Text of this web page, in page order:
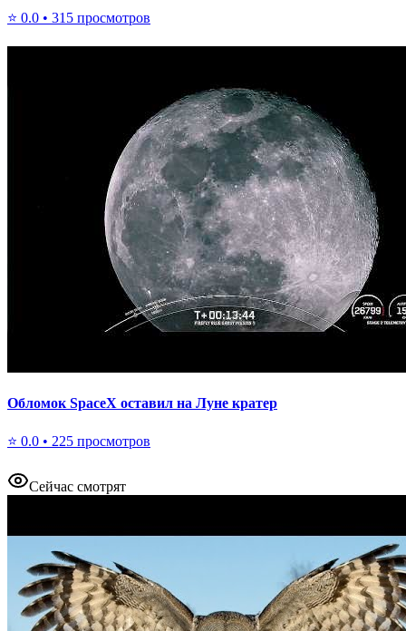
⭐ 0.0 • 315 просмотров
Обломок SpaceX оставил на Луне кратер
⭐ 0.0 • 225 просмотров
Сейчас смотрят